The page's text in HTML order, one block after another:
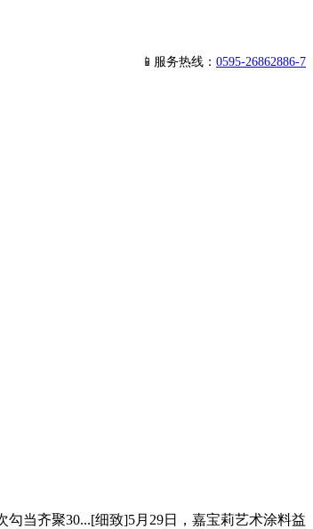
📱服务热线： 0595-26862886-7
当齐聚30...[细致]5月29日，嘉宝莉艺术涂料益